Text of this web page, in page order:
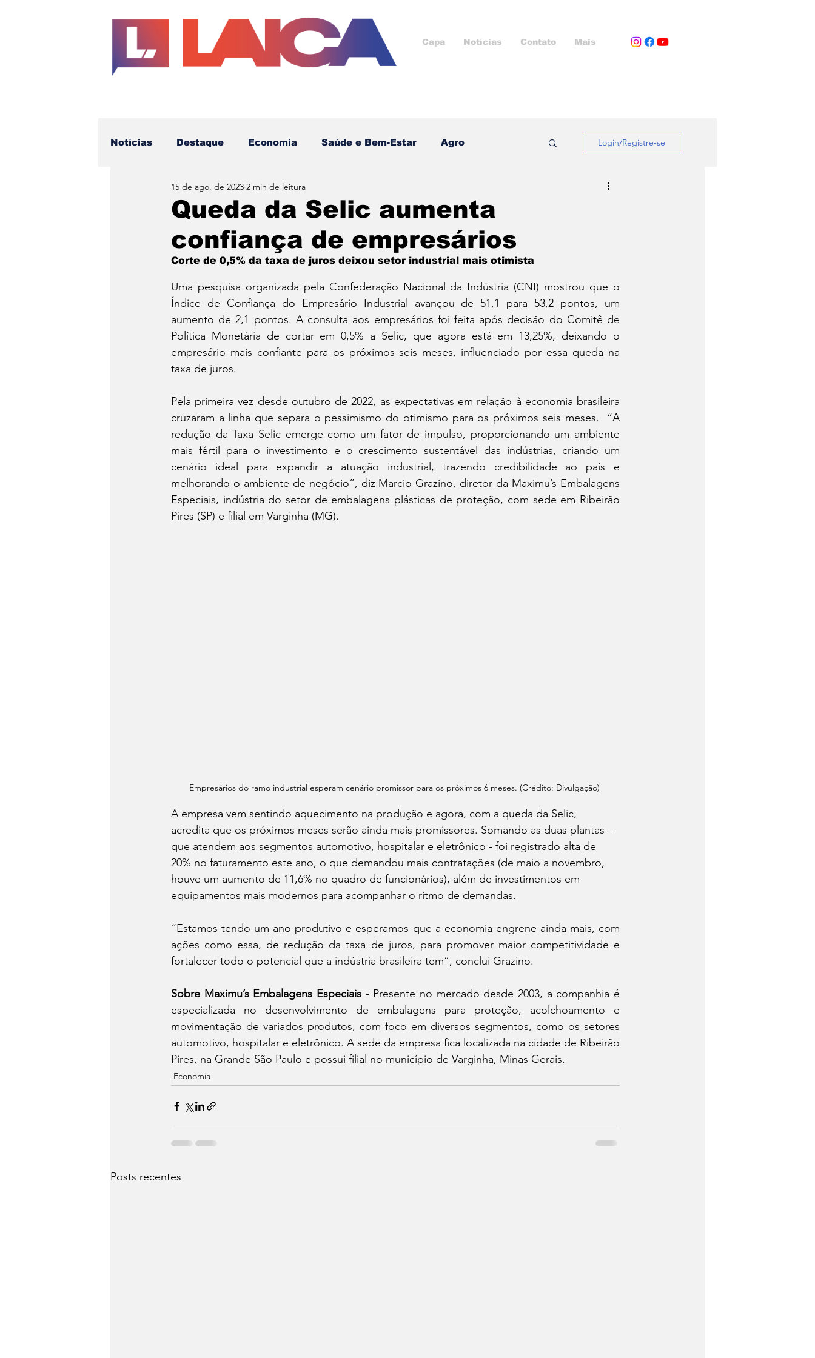
Capa Notícias Contato Mais
Notícias Destaque Economia Saúde e Bem-Estar Agro
Educação Cotidiano Cultura e Lazer
Futuro da Imprensa Tecnologia Ad Negócios e Oportunidades
Notícias da semana Meio Ambiente Política
Login/Registre-se
Queda da Selic aumenta
confiança de empresários
15 de ago. de 2023 2 min de leitura
Corte de 0,5% da taxa de juros deixou setor industrial mais otimista
Uma pesquisa organizada pela Confederação Nacional da Indústria (CNI) mostrou que o
Índice de Confiança do Empresário Industrial avançou de 51,1 para 53,2 pontos, um
aumento de 2,1 pontos. A consulta aos empresários foi feita após decisão do Comitê de
Política Monetária de cortar em 0,5% a Selic, que agora está em 13,25%, deixando o
empresário mais confiante para os próximos seis meses, influenciado por essa queda na
taxa de juros.
Pela primeira vez desde outubro de 2022, as expectativas em relação à economia brasileira
cruzaram a linha que separa o pessimismo do otimismo para os próximos seis meses.  “A
redução da Taxa Selic emerge como um fator de impulso, proporcionando um ambiente
mais fértil para o investimento e o crescimento sustentável das indústrias, criando um
cenário ideal para expandir a atuação industrial, trazendo credibilidade ao país e
melhorando o ambiente de negócio”, diz Marcio Grazino, diretor da Maximu’s Embalagens
Especiais, indústria do setor de embalagens plásticas de proteção, com sede em Ribeirão
Pires (SP) e filial em Varginha (MG).
Empresários do ramo industrial esperam cenário promissor para os próximos 6 meses. (Crédito: Divulgação)
A empresa vem sentindo aquecimento na produção e agora, com a queda da Selic,
acredita que os próximos meses serão ainda mais promissores. Somando as duas plantas –
que atendem aos segmentos automotivo, hospitalar e eletrônico - foi registrado alta de
20% no faturamento este ano, o que demandou mais contratações (de maio a novembro,
houve um aumento de 11,6% no quadro de funcionários), além de investimentos em
equipamentos mais modernos para acompanhar o ritmo de demandas.
“Estamos tendo um ano produtivo e esperamos que a economia engrene ainda mais, com
ações como essa, de redução da taxa de juros, para promover maior competitividade e
fortalecer todo o potencial que a indústria brasileira tem”, conclui Grazino.
Sobre Maximu’s Embalagens Especiais - Presente no mercado desde 2003, a companhia é
especializada no desenvolvimento de embalagens para proteção, acolchoamento e
movimentação de variados produtos, com foco em diversos segmentos, como os setores
automotivo, hospitalar e eletrônico. A sede da empresa fica localizada na cidade de Ribeirão
Pires, na Grande São Paulo e possui filial no município de Varginha, Minas Gerais.
Economia
Posts recentes